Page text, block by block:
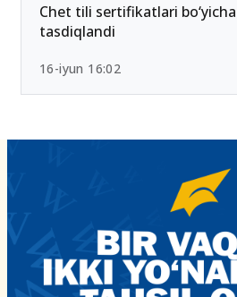
Chet tili sertifikatlari
tasdiqlandi
16-iyun 16:02